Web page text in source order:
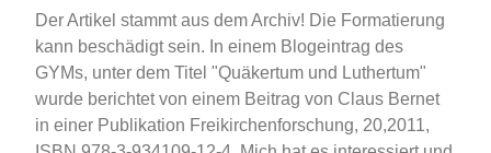
Der Artikel stammt aus dem Archiv! Die Formatierung
kann beschädigt sein. In einem Blogeintrag des
GYMs, unter dem Titel "Quäkertum und Luthertum"
wurde berichtet von einem Beitrag von Claus Bernet
in einer Publikation Freikirchenforschung, 20,2011,